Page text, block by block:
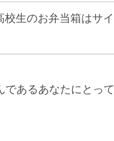
生のお弁当箱はサ
あるあなたにとっ